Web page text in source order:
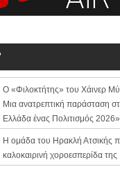
Ο «Φιλοκτήτης» του Χάινερ
Μια ανατρεπτική παράσταση
Ελλάδα ένας Πολιτισμός 2026»
Η ομάδα του Ηρακλή Ατσικής
καλοκαιρινή χοροεσπερίδα της